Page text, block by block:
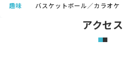
趣味
バスケットボール／カラオケ
アクセス